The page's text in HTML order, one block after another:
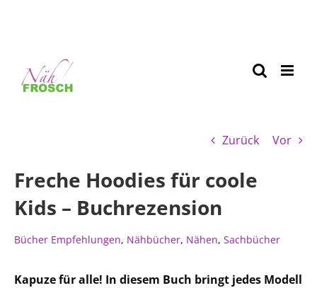
Zurück Vor
Freche Hoodies für coole
Kids – Buchrezension
Bücher Empfehlungen, Nähbücher, Nähen, Sachbücher
Kapuze für alle! In diesem Buch bringt jedes Modell